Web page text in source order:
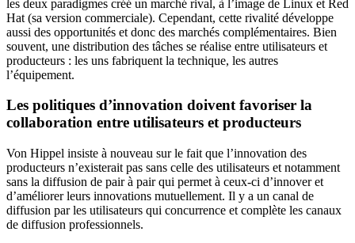
les deux paradigmes créé un marché rival, à l’image de Linux et Red
Hat (sa version commerciale). Cependant, cette rivalité développe
aussi des opportunités et donc des marchés complémentaires. Bien
souvent, une distribution des tâches se réalise entre utilisateurs et
producteurs : les uns fabriquent la technique, les autres
l’équipement.
Les politiques d’innovation doivent favoriser la
collaboration entre utilisateurs et producteurs
Von Hippel insiste à nouveau sur le fait que l’innovation des
producteurs n’existerait pas sans celle des utilisateurs et notamment
sans la diffusion de pair à pair qui permet à ceux-ci d’innover et
d’améliorer leurs innovations mutuellement. Il y a un canal de
diffusion par les utilisateurs qui concurrence et complète les canaux
de diffusion professionnels.